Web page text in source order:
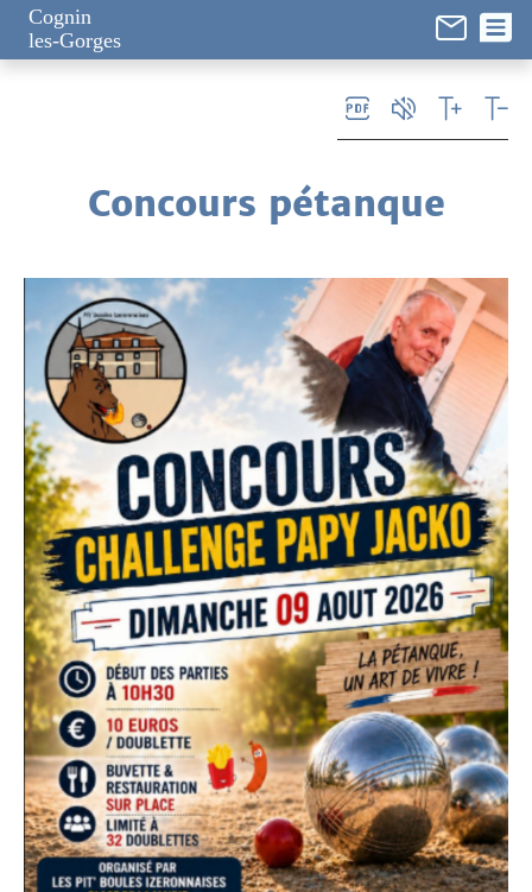
Cognin
les-Gorges
Concours pétanque
Panneau de gestion des cookies